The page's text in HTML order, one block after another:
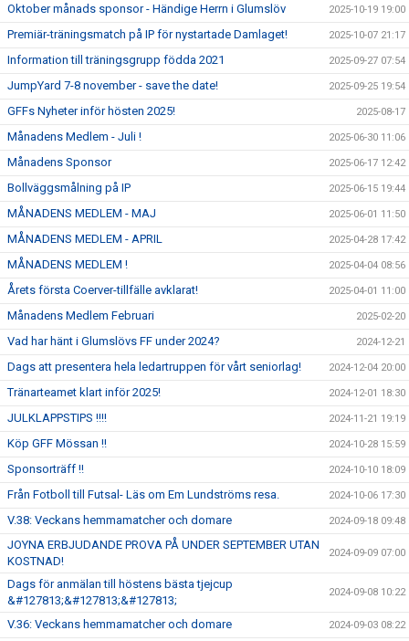
Oktober månads sponsor - Händige Herrn i Glumslöv 2025-10-19 19:00
Premiär-träningsmatch på IP för nystartade Damlaget! 2025-10-07 21:17
Information till träningsgrupp födda 2021 2025-09-27 07:54
JumpYard 7-8 november - save the date! 2025-09-25 19:54
GFFs Nyheter inför hösten 2025! 2025-08-17
Månadens Medlem - Juli ! 2025-06-30 11:06
Månadens Sponsor 2025-06-17 12:42
Bollväggsmålning på IP 2025-06-15 19:44
MÅNADENS MEDLEM - MAJ 2025-06-01 11:50
MÅNADENS MEDLEM - APRIL 2025-04-28 17:42
MÅNADENS MEDLEM ! 2025-04-04 08:56
Årets första Coerver-tillfälle avklarat! 2025-04-01 11:00
Månadens Medlem Februari 2025-02-20
Vad har hänt i Glumslövs FF under 2024? 2024-12-21
Dags att presentera hela ledartruppen för vårt seniorlag! 2024-12-04 20:00
Tränarteamet klart inför 2025! 2024-12-01 18:30
JULKLAPPSTIPS !!!! 2024-11-21 19:19
Köp GFF Mössan !! 2024-10-28 15:59
Sponsorträff !! 2024-10-10 18:09
Från Fotboll till Futsal- Läs om Em Lundströms resa. 2024-10-06 17:30
V.38: Veckans hemmamatcher och domare 2024-09-18 09:48
JOYNA ERBJUDANDE PROVA PÅ UNDER SEPTEMBER UTAN
KOSTNAD!
2024-09-09 07:00
Dags för anmälan till höstens bästa tjejcup
&#127813;&#127813;&#127813;
2024-09-08 10:22
V.36: Veckans hemmamatcher och domare 2024-09-03 08:22